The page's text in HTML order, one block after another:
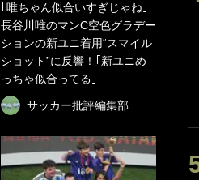
｢唯ちゃん似合いすぎじゃね｣
長谷川唯のマンC空色グラデー
ションの新ユニ着用“スマイル
ショット”に反響！｢新ユニめ
っちゃ似合ってる｣
サッカー批評編集部